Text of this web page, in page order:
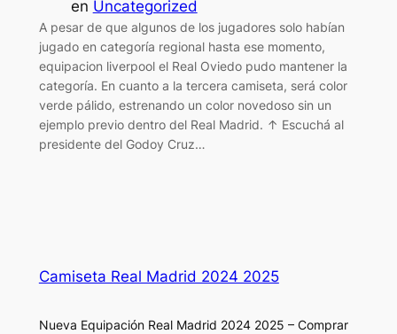
en Uncategorized
A pesar de que algunos de los jugadores solo habían
jugado en categoría regional hasta ese momento,
equipacion liverpool el Real Oviedo pudo mantener la
categoría. En cuanto a la tercera camiseta, será color
verde pálido, estrenando un color novedoso sin un
ejemplo previo dentro del Real Madrid. ↑ Escuchá al
presidente del Godoy Cruz…
Camiseta Real Madrid 2024 2025
Nueva Equipación Real Madrid 2024 2025 – Comprar